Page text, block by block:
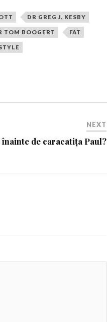
DR GREG J. KESBY
TOM BOOGERT FAT
NEXT
de caracatița Paul?